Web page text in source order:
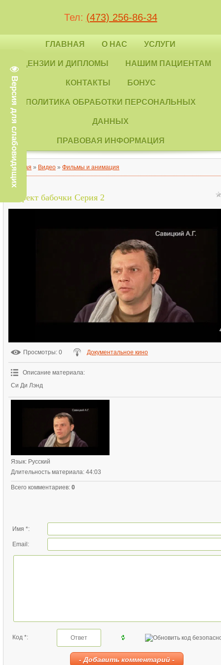
Версия для слабовидящих
Тел: (473) 256-86-34
ГЛАВНАЯ О НАС УСЛУГИ
ЛИЦЕНЗИИ И ДИПЛОМЫ НАШИМ ПАЦИЕНТАМ
КОНТАКТЫ БОНУС
ПОЛИТИКА ОБРАБОТКИ ПЕРСОНАЛЬНЫХ
ДАННЫХ
ПРАВОВАЯ ИНФОРМАЦИЯ
Главная » Видео » Фильмы и анимация
Эффект бабочки Серия 2
Просмотры: 0 Документальное кино
Описание материала:
Си Ди Лэнд
Язык: Русский
Длительность материала: 44:03
Всего комментариев: 0
Имя *:
Email:
Код *: